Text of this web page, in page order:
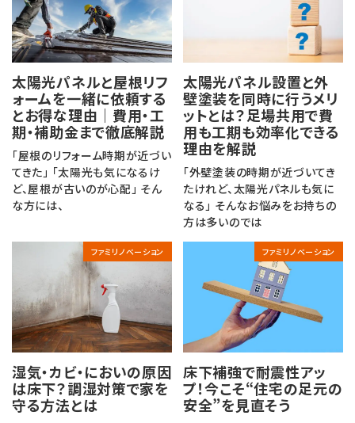
太陽光パネルと屋根リフ
ォームを一緒に依頼する
とお得な理由｜費用・工
期・補助金まで徹底解説
「屋根のリフォーム時期が近づい
てきた」 「太陽光も気になるけ
ど、屋根が古いのが心配」 そん
な方には、
太陽光パネル設置と外
壁塗装を同時に行うメリ
ットとは？足場共用で費
用も工期も効率化できる
理由を解説
「外壁塗装の時期が近づいてき
たけれど、太陽光パネルも気に
なる」 そんなお悩みをお持ちの
方は多いのでは
ファミリノベーション
湿気・カビ・においの原因
は床下？調湿対策で家を
守る方法とは
ファミリノベーション
床下補強で耐震性アッ
プ！今こそ“住宅の足元の
安全”を見直そう